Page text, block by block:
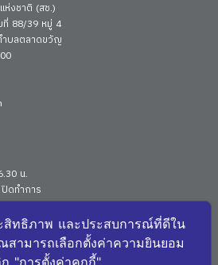
งชาติ (สช.)
ที่ 88/39 หมู่ 4
บลตลาดขวัญ
น.
ดทำการ
From Home (WFH)
สิทธิภาพ และประสบการณ์ที่ดีใน
สามารถเลือกตั้งค่าความยินยอม
"การตั้งค่าคุกกี้"